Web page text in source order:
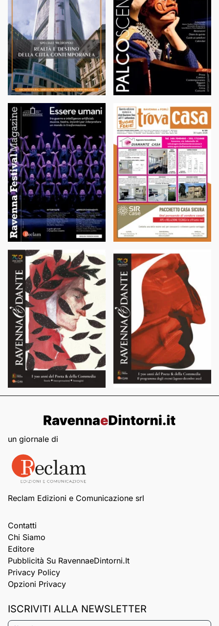
un giornale di
Reclam Edizioni e Comunicazione srl
Contatti
Chi Siamo
Editore
Pubblicità Su RavennaeDintorni.it
Privacy Policy
Opzioni Privacy
ISCRIVITI ALLA NEWSLETTER
Nome*